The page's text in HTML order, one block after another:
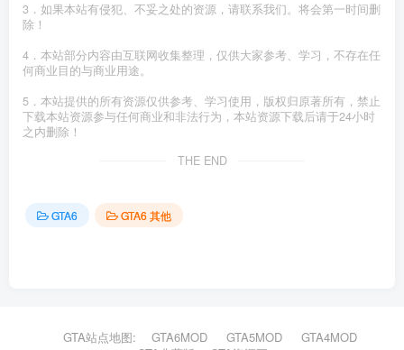
3．如果本站有侵犯、不妥之处的资源，请联系我们。将会第一时间删
除！
4．本站部分内容由互联网收集整理，仅供大家参考、学习，不存在任
何商业目的与商业用途。
5．本站提供的所有资源仅供参考、学习使用，版权归原著所有，禁止
下载本站资源参与任何商业和非法行为，本站资源下载后请于24小时
之内删除！
THE END
GTA6 GTA6 其他
GTA站点地图: GTA6MOD GTA5MOD
GTA4MOD